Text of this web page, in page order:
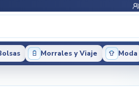
Morrales y Viaje Moda